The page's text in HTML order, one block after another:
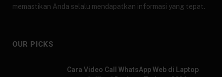
memastikan Anda selalu mendapatkan informasi yang tepat.
OUR PICKS
Cara Video Call WhatsApp Web di Laptop